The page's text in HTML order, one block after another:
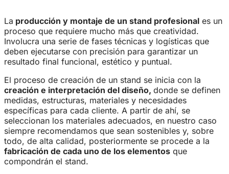
La producción y montaje de un stand profesional es un
proceso que requiere mucho más que creatividad.
Involucra una serie de fases técnicas y logísticas que
deben ejecutarse con precisión para garantizar un
resultado final funcional, estético y puntual.
El proceso de creación de un stand se inicia con la
creación e interpretación del diseño, donde se definen
medidas, estructuras, materiales y necesidades
específicas para cada cliente. A partir de ahí, se
seleccionan los materiales adecuados, en nuestro caso
siempre recomendamos que sean sostenibles y, sobre
todo, de alta calidad, posteriormente se procede a la
fabricación de cada uno de los elementos que
compondrán el stand.